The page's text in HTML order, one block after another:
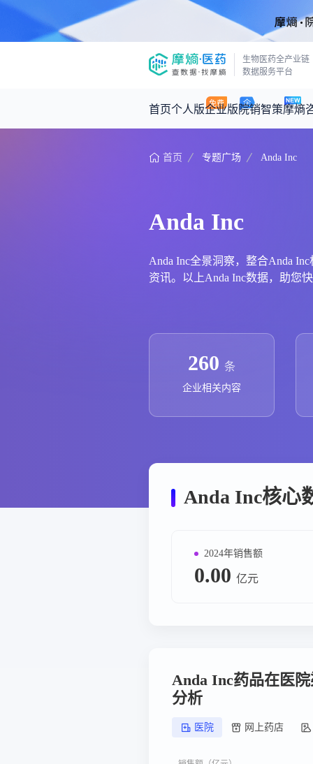
生物医药全产业链
数据服务平台
首页个人版企业版院销智策摩熵
咨询服务
产品立项评估及管线规划
投资决策与交易估值
摩熵原创
深度分析
投融资
时讯
数据中心
基于市场数据，为您提供全面的市场
政策法规
药品生产企业
首页 专题广场 Anda Inc
Anda Inc
Anda Inc全景洞察，整合Anda
资讯。以上Anda Inc数据，助您
260 条
企业相关内容
Anda Inc核心
2024年销售额
0.00 亿元
Anda Inc药品在医
分析
医院 网上药店